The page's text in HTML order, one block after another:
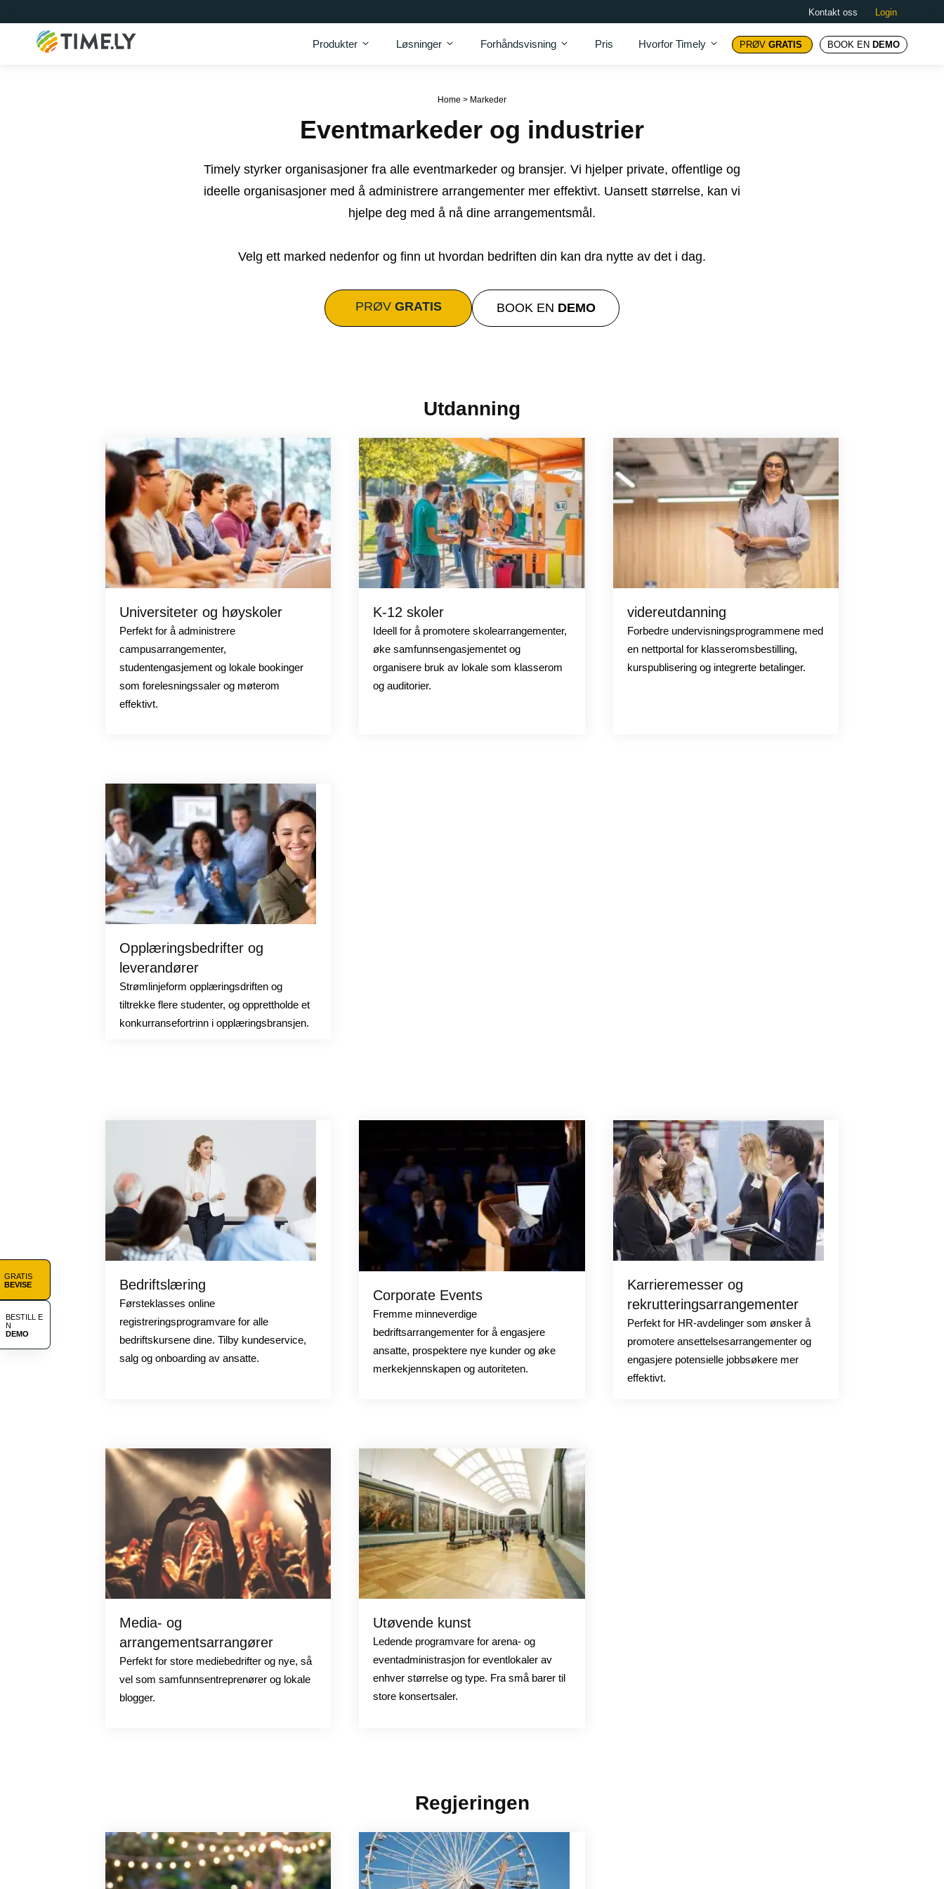
Kontakt oss Login
Timely
Produkter Løsninger Forhåndsvisning Pris Hvorfor Timely PRØV GRATIS BOOK EN DEMO
GRATIS
BEVISE
BESTILL E
N
DEMO
Home > Markeder
Eventmarkeder og industrier
Timely styrker organisasjoner fra alle eventmarkeder og bransjer. Vi hjelper private, offentlige og
ideelle organisasjoner med å administrere arrangementer mer effektivt. Uansett størrelse, kan vi
hjelpe deg med å nå dine arrangementsmål.
Velg ett marked nedenfor og finn ut hvordan bedriften din kan dra nytte av det i dag.
PRØV GRATIS BOOK EN DEMO
Utdanning
Universiteter og høyskoler
Perfekt for å administrere
campusarrangementer,
studentengasjement og lokale bookinger
som forelesningssaler og møterom
effektivt.
K-12 skoler
Ideell for å promotere skolearrangementer,
øke samfunnsengasjementet og
organisere bruk av lokale som klasserom
og auditorier.
videreutdanning
Forbedre undervisningsprogrammene med
en nettportal for klasseromsbestilling,
kurspublisering og integrerte betalinger.
Opplæringsbedrifter og
leverandører
Strømlinjeform opplæringsdriften og
tiltrekke flere studenter, og opprettholde et
konkurransefortrinn i opplæringsbransjen.
Bedriftslæring
Førsteklasses online
registreringsprogramvare for alle
bedriftskursene dine. Tilby kundeservice,
salg og onboarding av ansatte.
Corporate Events
Fremme minneverdige
bedriftsarrangementer for å engasjere
ansatte, prospektere nye kunder og øke
merkekjennskapen og autoriteten.
Karrieremesser og
rekrutteringsarrangementer
Perfekt for HR-avdelinger som ønsker å
promotere ansettelsesarrangementer og
engasjere potensielle jobbsøkere mer
effektivt.
Media- og
arrangementsarrangører
Perfekt for store mediebedrifter og nye, så
vel som samfunnsentreprenører og lokale
blogger.
Utøvende kunst
Ledende programvare for arena- og
eventadministrasjon for eventlokaler av
enhver størrelse og type. Fra små barer til
store konsertsaler.
Regjeringen